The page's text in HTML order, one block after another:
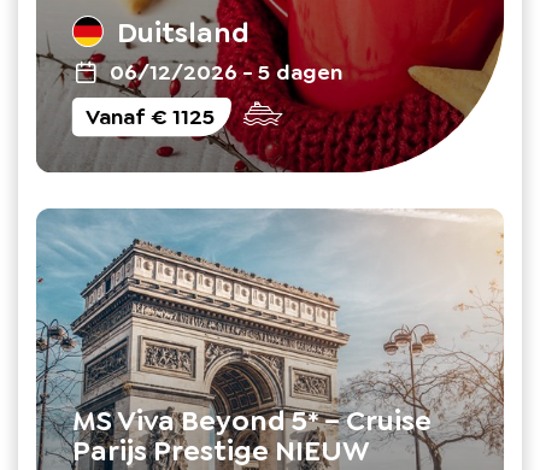
Duitsland
06/12/2026-5 dagen
Vanaf€ 1125
MS Viva Beyond 5* – Cruise
Parijs Prestige NIEUW